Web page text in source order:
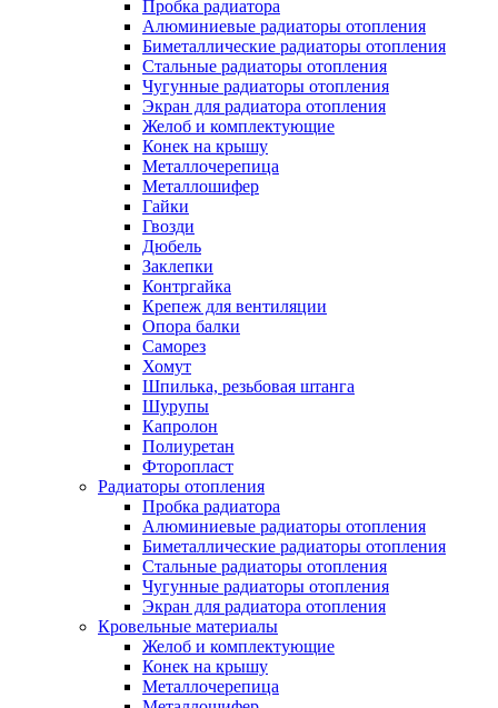
Пробка радиатора
Алюминиевые радиаторы отопления
Биметаллические радиаторы отопления
Стальные радиаторы отопления
Чугунные радиаторы отопления
Экран для радиатора отопления
Желоб и комплектующие
Конек на крышу
Металлочерепица
Металлошифер
Гайки
Гвозди
Дюбель
Заклепки
Контргайка
Крепеж для вентиляции
Опора балки
Саморез
Хомут
Шпилька, резьбовая штанга
Шурупы
Капролон
Полиуретан
Фторопласт
Радиаторы отопления
Пробка радиатора
Алюминиевые радиаторы отопления
Биметаллические радиаторы отопления
Стальные радиаторы отопления
Чугунные радиаторы отопления
Экран для радиатора отопления
Кровельные материалы
Желоб и комплектующие
Конек на крышу
Металлочерепица